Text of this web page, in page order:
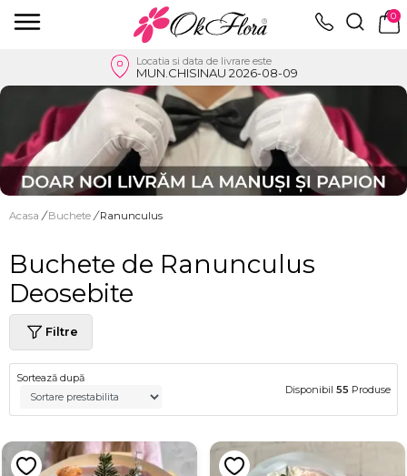
0
Locatia si data de livrare este
MUN.CHISINAU 2026-08-09
Acasa / Buchete / Ranunculus
Buchete de Ranunculus
Deosebite
Filtre
Sortează după
Disponibil 55 Produse